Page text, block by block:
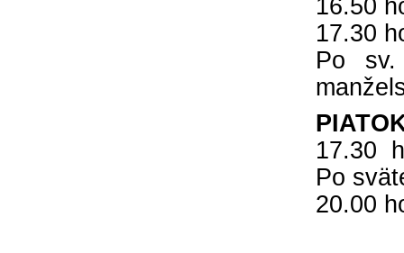
16.50
17.30
Po sv.
17.30
Po
20.00